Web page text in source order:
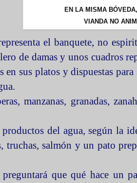
EN LA MISMA
VIANDA NO
el banquete, no
de damas y unos cuadros
en sus platos y dispuestas
manzanas, granadas,
del agua, según la
truchas, salmón y un pato
que qué hace un